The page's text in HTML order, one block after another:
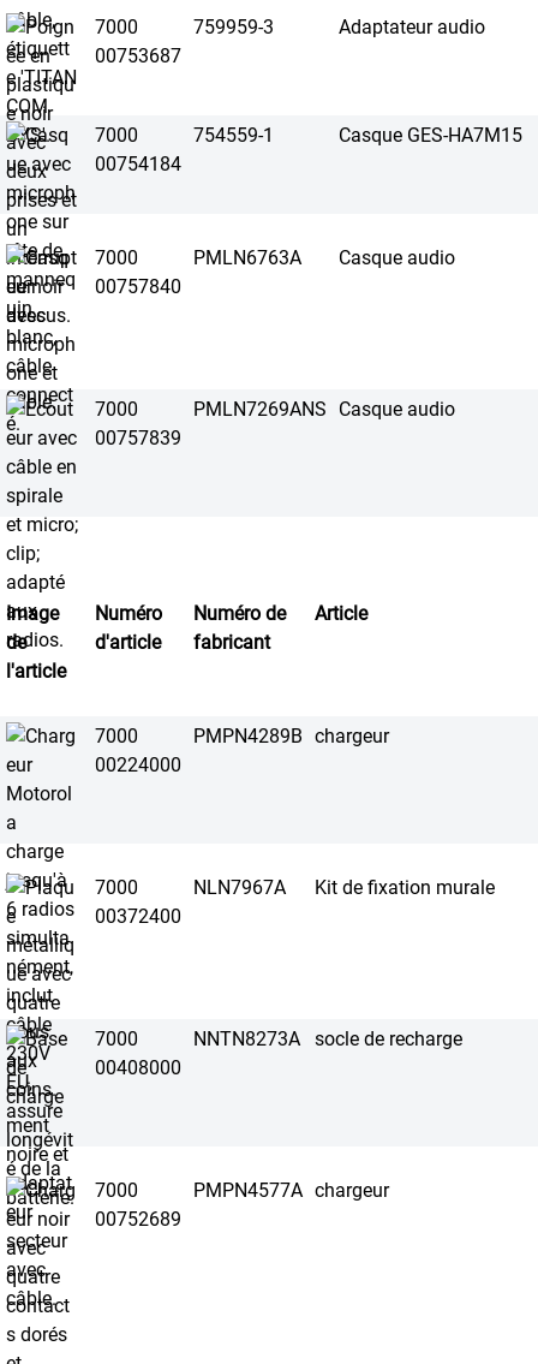
7000
00753687
759959-3 Adaptateur audio
7000
00754184
754559-1 Casque GES-HA7M15
7000
00757840
PMLN6763A Casque audio
7000
00757839
PMLN7269ANS Casque audio
Image
de
l'article
Numéro
d'article
Numéro de
fabricant
Article
7000
00224000
PMPN4289B chargeur
7000
00372400
NLN7967A Kit de fixation murale
7000
00408000
NNTN8273A socle de recharge
7000
00752689
PMPN4577A chargeur